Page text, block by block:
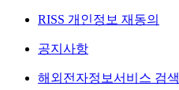
RISS 개인정보 재동의
공지사항
해외전자정보서비스 검색